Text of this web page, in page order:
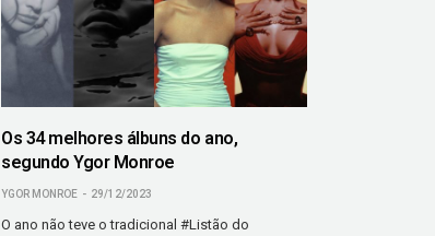
Os 34 melhores álbuns do ano,
segundo Ygor Monroe
YGOR MONROE 29/12/2023
O ano não teve o tradicional #Listão do